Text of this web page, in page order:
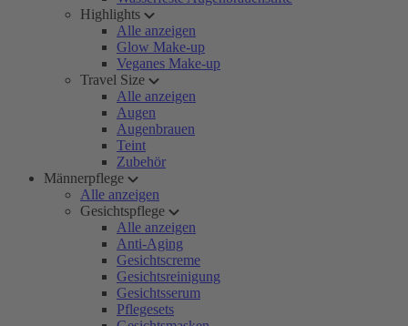
Highlights
Alle anzeigen
Glow Make-up
Veganes Make-up
Travel Size
Alle anzeigen
Augen
Augenbrauen
Teint
Zubehör
Männerpflege
Alle anzeigen
Gesichtspflege
Alle anzeigen
Anti-Aging
Gesichtscreme
Gesichtsreinigung
Gesichtsserum
Pflegesets